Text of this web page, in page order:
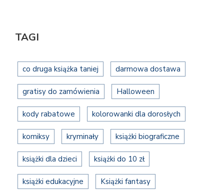
TAGI
co druga książka taniej darmowa dostawa
gratisy do zamówienia Halloween
kody rabatowe kolorowanki dla dorosłych
komiksy kryminały książki biograficzne
książki dla dzieci książki do 10 zł
książki edukacyjne Książki fantasy